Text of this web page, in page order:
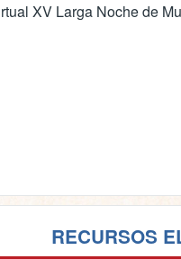
XV Larga Noche de
RECURSOS